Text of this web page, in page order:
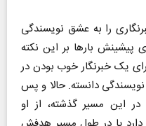
را به عشق نویسندگی
بارها بر این نکته
یک خبرنگار خوب بودن در
دانسته. حالا و پس
این مسیر گذشته، از او